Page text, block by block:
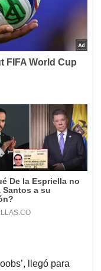
llegó para